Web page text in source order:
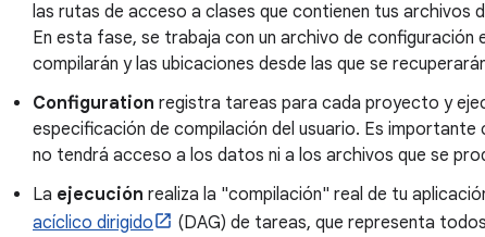
las rutas de acceso a clases que contienen tus archivos
En esta fase, se trabaja con un archivo de configuración
compilarán y las ubicaciones desde las que se
Configuration registra tareas para cada proyecto y
especificación de compilación del usuario. Es
no tendrá acceso a los datos ni a los archivos que se
La ejecución realiza la "compilación" real de tu
acíclico dirigido
(DAG) de tareas, que representa